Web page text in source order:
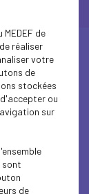
de
réaliser
votre
de
stockées
ou
sur
sont
de